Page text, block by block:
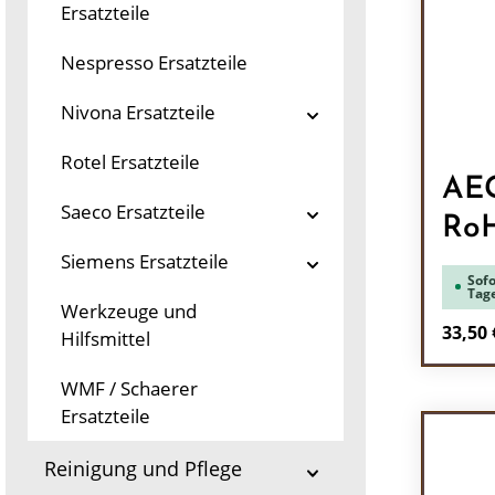
Ersatzteile
Nespresso Ersatzteile
Nivona Ersatzteile
Rotel Ersatzteile
Saeco Ersatzteile
Siemens Ersatzteile
Werkzeuge und
Hilfsmittel
WMF / Schaerer
Ersatzteile
Reinigung und Pflege
33,50